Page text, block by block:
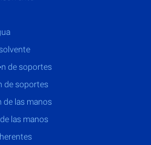
de soportes
de soportes
las manos
las manos